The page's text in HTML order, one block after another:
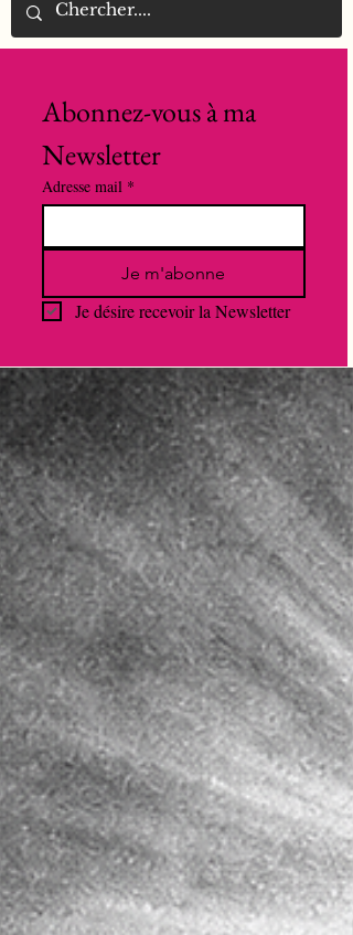
Abonnez-vous à ma
Newsletter
Adresse mail *
Je m'abonne
Je désire recevoir la Newsletter